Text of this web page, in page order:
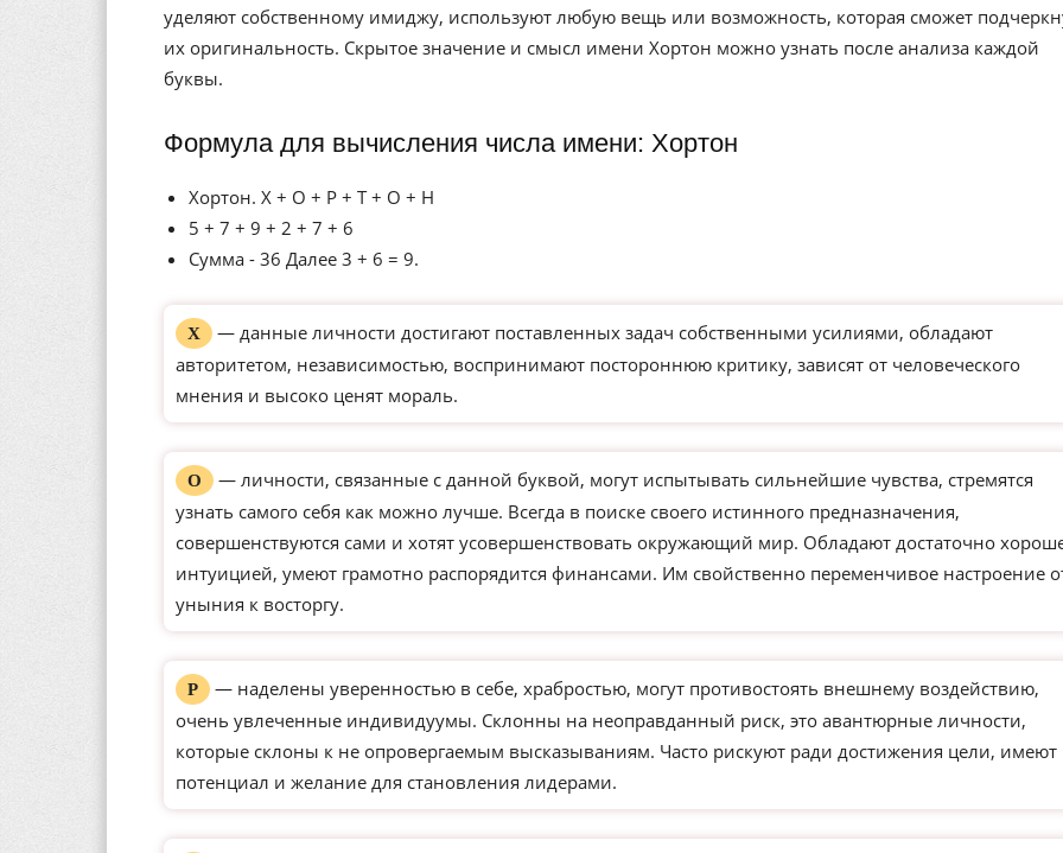
уделяют собственному имиджу, используют любую вещь или возможность, которая сможет
их оригинальность. Скрытое значение и смысл имени Хортон можно узнать после анализа каждой
буквы.
Формула для вычисления числа имени: Хортон
Хортон. Х + О + Р + Т + О + Н
5 + 7 + 9 + 2 + 7 + 6
Сумма - 36 Далее 3 + 6 = 9.
Х
— данные личности достигают поставленных задач собственными усилиями, обладают
авторитетом, независимостью, воспринимают постороннюю критику, зависят от человеческого
мнения и высоко ценят мораль.
О
— личности, связанные с данной буквой, могут испытывать сильнейшие чувства, стремятся
узнать самого себя как можно лучше. Всегда в поиске своего истинного предназначения,
совершенствуются сами и хотят усовершенствовать окружающий мир. Обладают достаточно
интуицией, умеют грамотно распорядится финансами. Им свойственно переменчивое настроение
уныния к восторгу.
Р
— наделены уверенностью в себе, храбростью, могут противостоять внешнему воздействию,
очень увлеченные индивидуумы. Склонны на неоправданный риск, это авантюрные личности,
которые склоны к не опровергаемым высказываниям. Часто рискуют ради достижения цели, имеют
потенциал и желание для становления лидерами.